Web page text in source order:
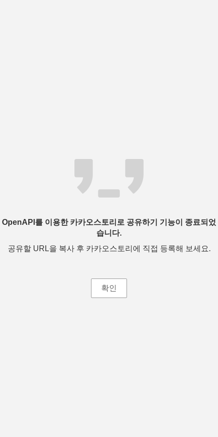
OpenAPI를 이용한 카카오스토리로 공유하기 기능이 종료되었
습니다.
공유할 URL을 복사 후 카카오스토리에 직접 등록해 보세요.
확인